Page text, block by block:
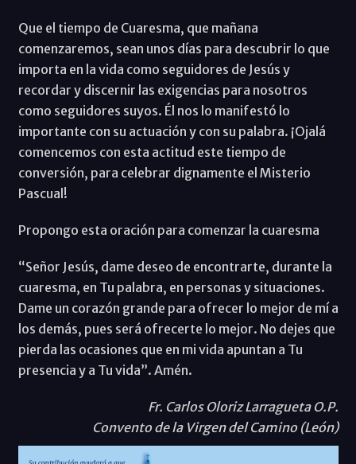
Que el tiempo de Cuaresma, que mañana
comenzaremos, sean unos días para descubrir lo que
importa en la vida como seguidores de Jesús y
recordar y discernir las exigencias para nosotros
como seguidores suyos. Él nos lo manifestó lo
importante con su actuación y con su palabra. ¡Ojalá
comencemos con esta actitud este tiempo de
conversión, para celebrar dignamente el Misterio
Pascual!
Propongo esta oración para comenzar la cuaresma
“Señor Jesús, dame deseo de encontrarte, durante la
cuaresma, en Tu palabra, en personas y situaciones.
Dame un corazón grande para ofrecer lo mejor de mí a
los demás, pues será ofrecerte lo mejor. No dejes que
pierda las ocasiones que en mi vida apuntan a Tu
presencia y a Tu vida”. Amén.
Fr. Carlos Oloriz Larragueta O.P.
Convento de la Virgen del Camino (León)